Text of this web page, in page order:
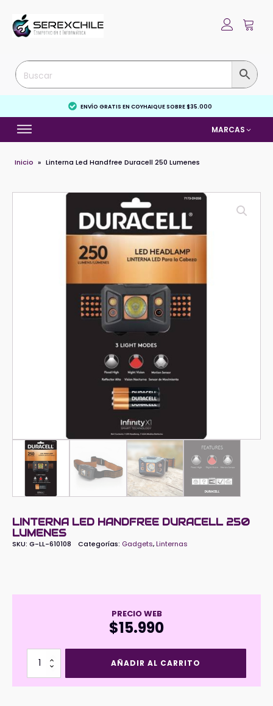
ENVÍO GRATIS EN COYHAIQUE SOBRE $35.000
MARCAS
Inicio » Linterna Led Handfree Duracell 250 Lumenes
LINTERNA LED HANDFREE DURACELL 250
LUMENES
SKU: G-LL-610108 Categorías: Gadgets, Linternas
PRECIO WEB
$15.990
Linterna
Handfree
AÑADIR AL CARRITO